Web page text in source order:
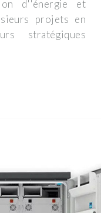
d''énergie et
projets en
stratégiques